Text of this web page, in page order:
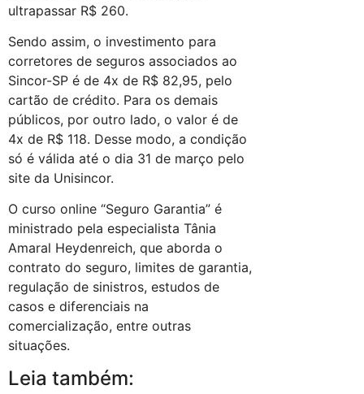
ultrapassar R$ 260.
Sendo assim, o investimento para
corretores de seguros associados ao
Sincor-SP é de 4x de R$ 82,95, pelo
cartão de crédito. Para os demais
públicos, por outro lado, o valor é de
4x de R$ 118. Desse modo, a condição
só é válida até o dia 31 de março pelo
site da Unisincor.
O curso online “Seguro Garantia” é
ministrado pela especialista Tânia
Amaral Heydenreich, que aborda o
contrato do seguro, limites de garantia,
regulação de sinistros, estudos de
casos e diferenciais na
comercialização, entre outras
situações.
Leia também: